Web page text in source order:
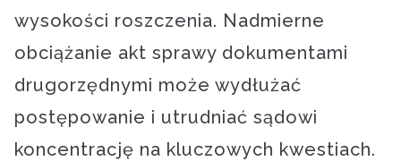
wysokości roszczenia. Nadmierne
obciążanie akt sprawy dokumentami
drugorzędnymi może wydłużać
postępowanie i utrudniać sądowi
koncentrację na kluczowych kwestiach.